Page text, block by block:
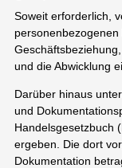
Soweit erforderlich,
und die Abwicklung
Darüber hinaus
und
Handelsgesetzbuch
ergeben. Die dort
Dokumentation